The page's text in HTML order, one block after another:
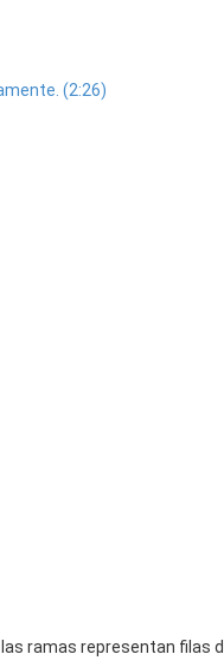
(2:26)
ramas representan filas